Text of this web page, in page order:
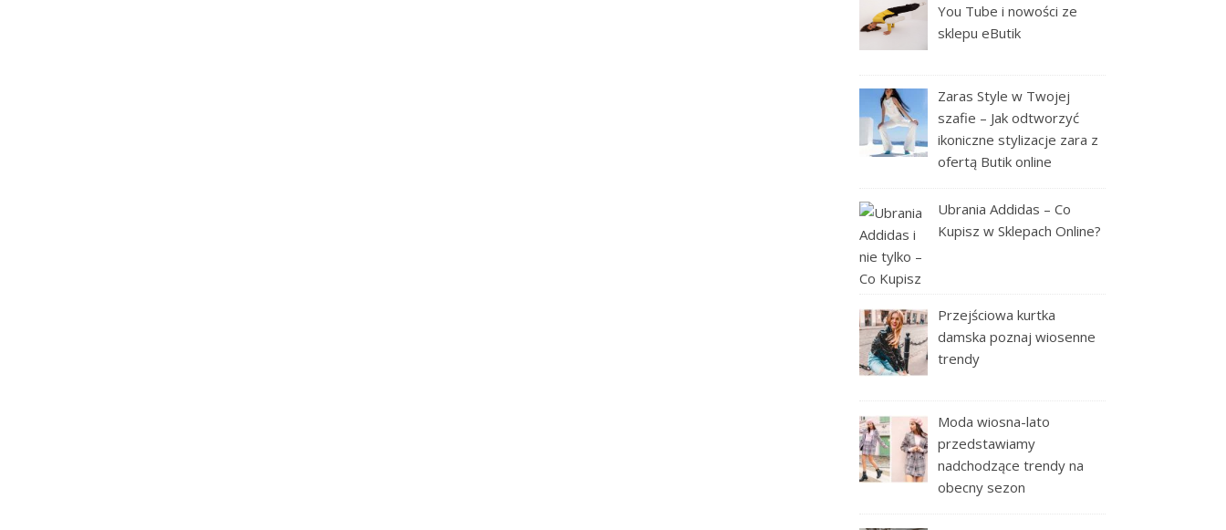
You Tube i nowości ze
sklepu eButik
Zaras Style w Twojej
szafie – Jak odtworzyć
ikoniczne stylizacje zara z
ofertą Butik online
Ubrania Addidas – Co
Kupisz w Sklepach Online?
Przejściowa kurtka
damska poznaj wiosenne
trendy
Moda wiosna-lato
przedstawiamy
nadchodzące trendy na
obecny sezon